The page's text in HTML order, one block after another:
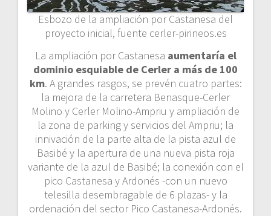
Esbozo de la ampliación por Castanesa del
proyecto inicial, fuente cerler-pirineos.es
La ampliación por Castanesa aumentaría el
dominio esquiable de Cerler a más de 100
km. A grandes rasgos, se prevén cuatro partes:
la mejora de la carretera Benasque-Cerler
Molino y Cerler Molino-Ampriu y ampliación de
la zona de parking y servicios del Ampriu; la
innivación de la parte alta de la pista azul de
Basibé y la apertura de una nueva pista roja
variante de la azul de Basibé; la conexión con el
pico Castanesa y Ardonés -con un nuevo
telesilla desembragable de 6 plazas- y la
ordenación del sector Pico Castanesa-Ardonés.